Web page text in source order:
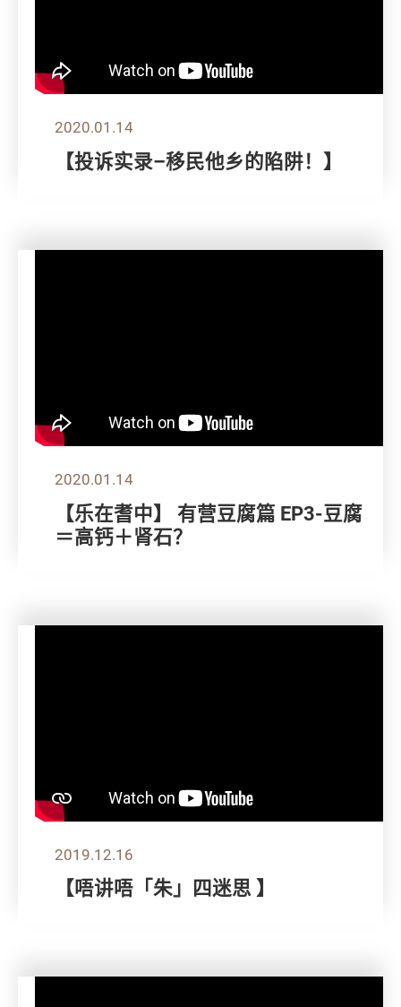
2020.01.14
【投诉实录–移民他乡的陷阱！】
2020.01.14
【乐在耆中】 有营豆腐篇 EP3-豆腐
＝高钙＋肾石？
2019.12.16
【唔讲唔「朱」四迷思 】